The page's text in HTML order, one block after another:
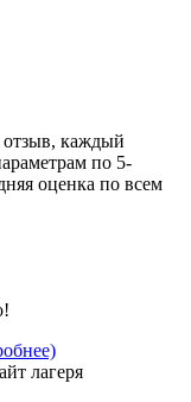
отзыв, каждый
по 5-
оценка по всем
лагеря